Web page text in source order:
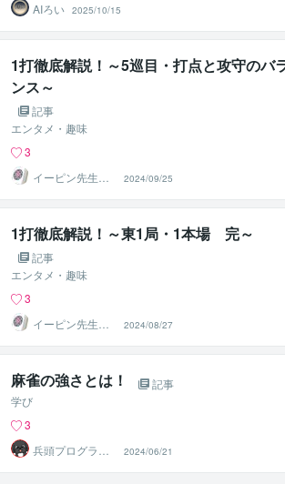
AIろい 2025/10/15
1打徹底解説！～5巡目・打点と攻守のバ
ンス～
記事
エンタメ・趣味
3
イーピン先生＠
麻雀段位検定保
持者
2024/09/25
1打徹底解説！～東1局・1本場 完～
記事
エンタメ・趣味
3
イーピン先生＠
麻雀段位検定保
持者
2024/08/27
麻雀の強さとは！
記事
学び
3
兵頭プログラム
研究所
2024/06/21